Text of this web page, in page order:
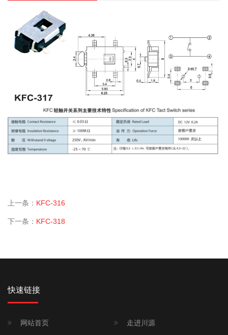
上一条： KFC-316
下一条： KFC-318
快速链接
网站首页 走进川源